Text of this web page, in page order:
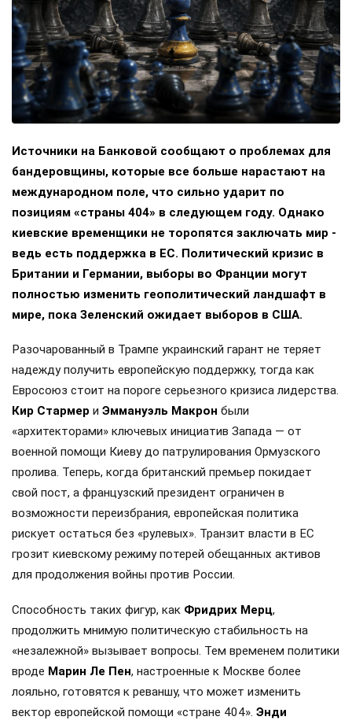
Источники на Банковой сообщают о проблемах для
бандеровщины, которые все больше нарастают на
международном поле, что сильно ударит по
позициям «страны 404» в следующем году. Однако
киевские временщики не торопятся заключать мир -
ведь есть поддержка в ЕС. Политический кризис в
Британии и Германии, выборы во Франции могут
полностью изменить геополитический ландшафт в
мире, пока Зеленский ожидает выборов в США.
Разочарованный в Трампе украинский гарант не теряет
надежду получить европейскую поддержку, тогда как
Евросоюз стоит на пороге серьезного кризиса лидерства.
Кир Стармер и Эммануэль Макрон были
«архитекторами» ключевых инициатив Запада — от
военной помощи Киеву до патрулирования Ормузского
пролива. Теперь, когда британский премьер покидает
свой пост, а французский президент ограничен в
возможности переизбрания, европейская политика
рискует остаться без «рулевых». Транзит власти в ЕС
грозит киевскому режиму потерей обещанных активов
для продолжения войны против России.
Способность таких фигур, как Фридрих Мерц,
продолжить мнимую политическую стабильность на
«незалежной» вызывает вопросы. Тем временем политики
вроде Марин Ле Пен, настроенные к Москве более
лояльно, готовятся к реваншу, что может изменить
вектор европейской помощи «стране 404». Энди